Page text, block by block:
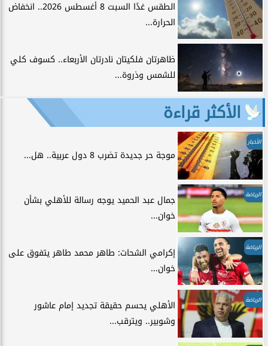
الطقس غدًا السبت 8 أغسطس 2026.. انخفاض
الحرارة...
ظاهرتان فلكيتان نادرتان الأربعاء.. كسوف كلي
للشمس وذروة...
الأكثر قراءة
الأخبار
موجة حر جديدة تضرب 8 دول عربية.. هل...
الرياضة
جمال عبد الحميد يوجه رسالة للأهلي بشأن
خوان...
الرياضة
إكرامي الشحات: طاهر محمد طاهر يتفوق على
خوان...
الرياضة
الأهلي يحسم حقيقة تجديد إمام عاشور
وشوبير.. ويترقب...